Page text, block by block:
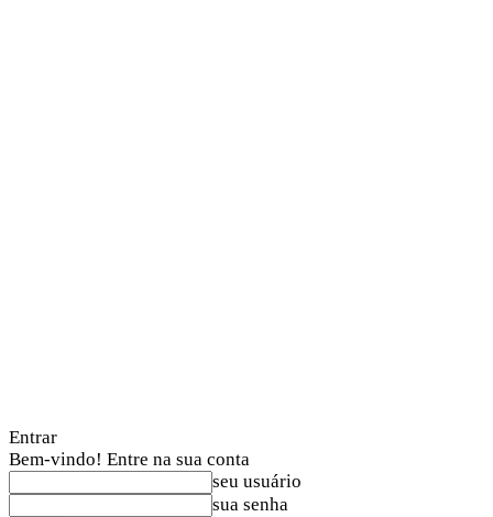
Entrar
Bem-vindo! Entre na sua conta
seu usuário
sua senha